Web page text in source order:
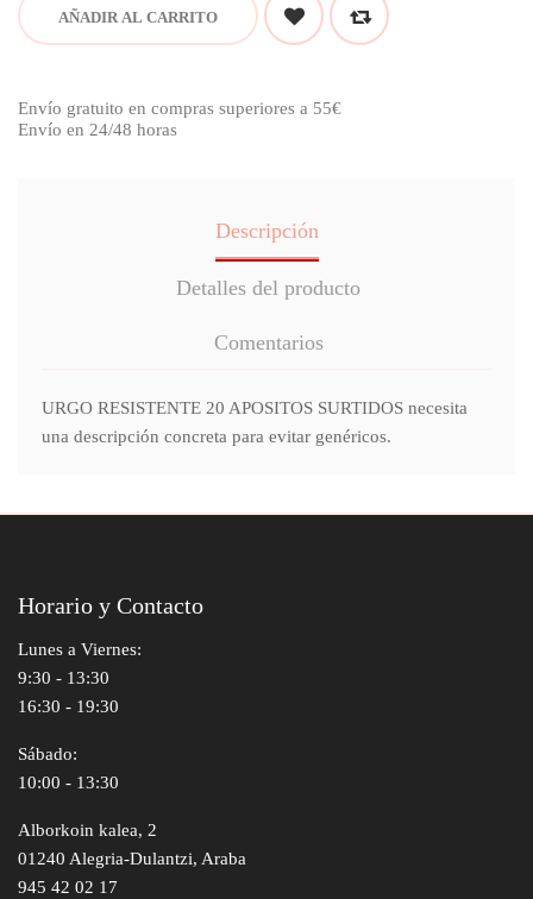
AÑADIR AL CARRITO
Envío gratuito en compras superiores a 55€
Envío en 24/48 horas
Descripción
Detalles del producto
Comentarios
URGO RESISTENTE 20 APOSITOS SURTIDOS necesita
una descripción concreta para evitar genéricos.
Horario y Contacto
Lunes a Viernes:
9:30 - 13:30
16:30 - 19:30
Sábado:
10:00 - 13:30
Alborkoin kalea, 2
01240 Alegria-Dulantzi, Araba
945 42 02 17